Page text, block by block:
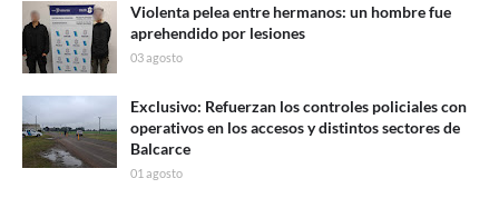
Violenta pelea entre hermanos: un hombre fue
aprehendido por lesiones
03 agosto
Exclusivo: Refuerzan los controles policiales con
operativos en los accesos y distintos sectores de
Balcarce
01 agosto